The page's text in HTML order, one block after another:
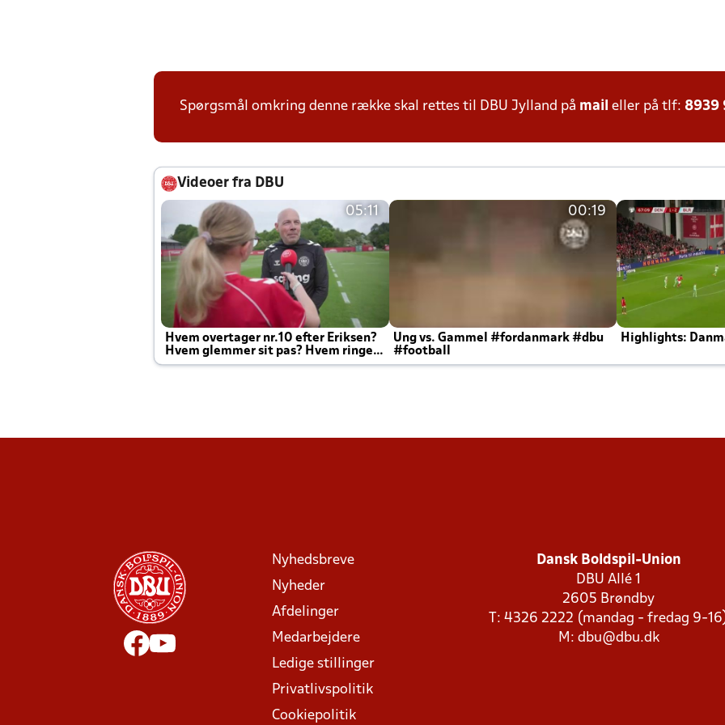
Spørgsmål omkring denne række skal rettes til DBU Jylland på mail eller på tlf: 8939
Videoer fra DBU
05:11
Hvem overtager nr.10 efter Eriksen?
Hvem glemmer sit pas? Hvem ringer
Joachim altid til efter kampe?
00:19
Ung vs. Gammel #fordanmark #dbu
#football
Highlights:
Nyhedsbreve
Nyheder
Afdelinger
Medarbejdere
Ledige stillinger
Privatlivspolitik
Cookiepolitik
Dansk Boldspil-Union
DBU Allé 1
2605 Brøndby
T: 4326 2222 (mandag - fredag 9-
M: dbu@dbu.dk